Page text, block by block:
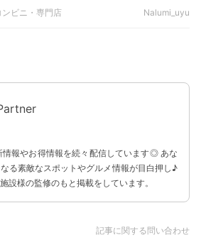
ビニ・専門店
Nalumi_uyu
報やお得情報を続々配信しています◎ あな
る素敵なスポットやグルメ情報が目白押し♪
設様の監修のもと掲載をしています。
記事に関する問い合わせ